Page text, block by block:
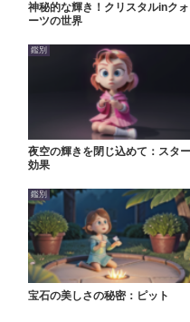
神秘的な輝き！クリスタルinクォ
ーツの世界
鑑別
夜空の輝きを閉じ込めて：スター
効果
鑑別
宝石の美しさの秘密：ピット